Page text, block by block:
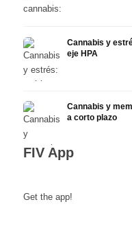
Cannabis y
eje HPA
Cannabis y
a corto plazo
FIV App
Get the app!